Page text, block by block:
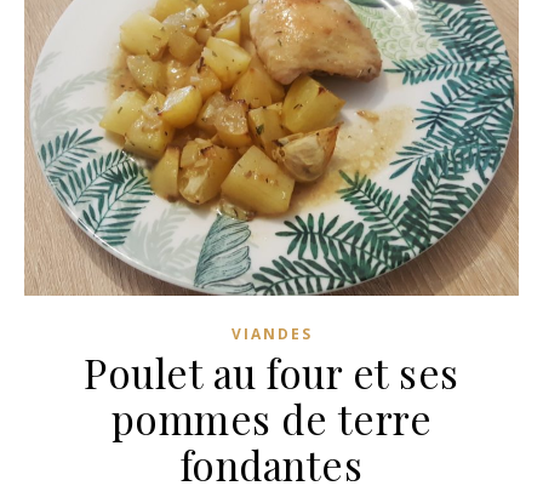
VIANDES
Poulet au four et ses
pommes de terre
fondantes